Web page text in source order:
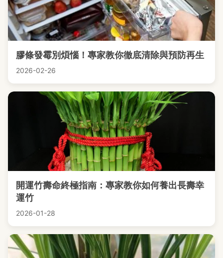
膠條發霉別煩惱！專家教你徹底清除與預防再生
2026-02-26
開運竹壽命終極指南：專家教你如何養出長壽幸
運竹
2026-01-28